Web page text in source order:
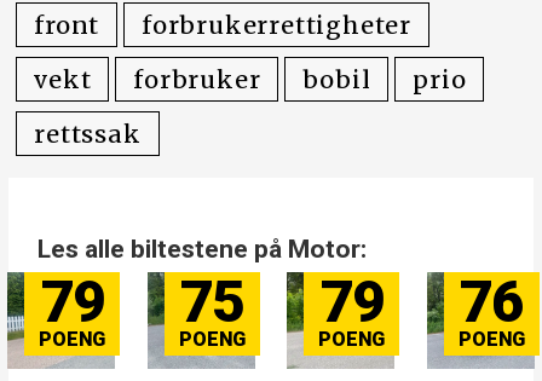
front
forbrukerrettigheter
vekt
forbruker bobil
prio
rettssak
Les alle biltestene på Motor:
79 75 79 76